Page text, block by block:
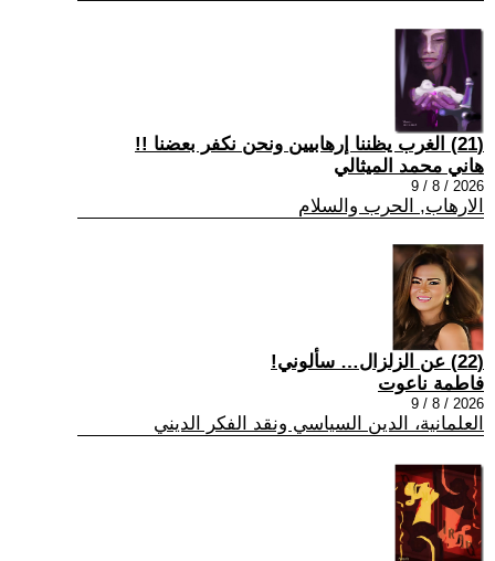
(21) الغرب يظننا إرهابيين ونحن نكفر بعضنا !!
هاني محمد الميثالي
2026 / 8 / 9
الارهاب, الحرب والسلام
(22) عن الزلزال… سألوني!
فاطمة ناعوت
2026 / 8 / 9
العلمانية، الدين السياسي ونقد الفكر الديني